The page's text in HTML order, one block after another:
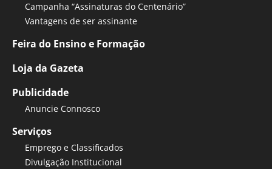
Campanha “Assinaturas do Centenário”
Vantagens de ser assinante
Feira do Ensino e Formação
Loja da Gazeta
Publicidade
Anuncie Connosco
Serviços
Emprego e Classificados
Divulgação Institucional